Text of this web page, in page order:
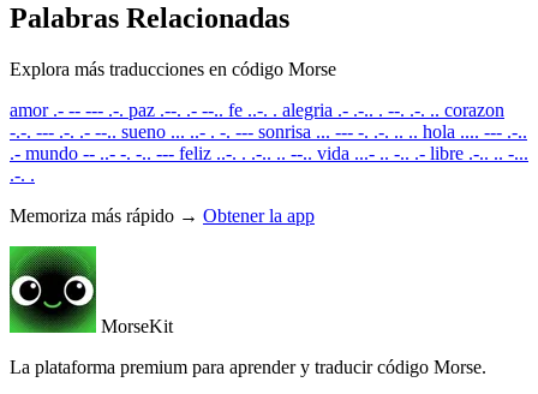
Palabras Relacionadas
Explora más traducciones en código Morse
amor .- -- --- .-. paz .--. .- --.. fe ..-. . alegria .- .-.. . --. .-. .. corazon
-.-. --- .-. .- --.. sueno ... ..- . -. --- sonrisa ... --- -. .-. .. .. hola .... --- .-..
.- mundo -- ..- -. -.. --- feliz ..-. . .-.. .. --.. vida ...- .. -.. .- libre .-.. .. -...
.-. .
Memoriza más rápido → Obtener la app
MorseKit
La plataforma premium para aprender y traducir código Morse.